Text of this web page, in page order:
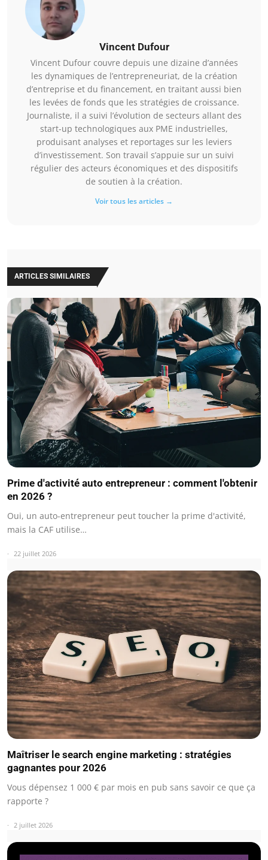
Vincent Dufour
Vincent Dufour couvre depuis une dizaine d’années
les dynamiques de l’entrepreneuriat, de la création
d’entreprise et du financement, en traitant aussi bien
les levées de fonds que les stratégies de croissance.
Journaliste, il a suivi l’évolution de secteurs allant des
start-up technologiques aux PME industrielles,
produisant analyses et reportages sur les leviers
d’investissement. Son travail s’appuie sur un suivi
régulier des acteurs économiques et des dispositifs
de soutien à la création.
Voir tous les articles →
ARTICLES SIMILAIRES
Prime d'activité auto entrepreneur : comment l'obtenir
en 2026 ?
Oui, un auto-entrepreneur peut toucher la prime d'activité,
mais la CAF utilise…
22 juillet 2026
Maîtriser le search engine marketing : stratégies
gagnantes pour 2026
Vous dépensez 1 000 € par mois en pub sans savoir ce que ça
rapporte ?
2 juillet 2026